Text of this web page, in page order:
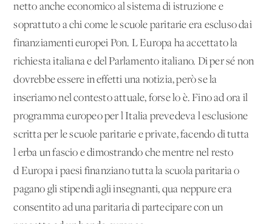
netto anche economico al sistema di istruzione e
soprattuto a chi come le scuole paritarie era escluso dai
finanziamenti europei Pon. L'Europa ha accettato la
richiesta italiana e del Parlamento italiano. Di per sé non
dovrebbe essere in effetti una notizia, però se la
inseriamo nel contesto attuale, forse lo è. Fino ad ora il
programma europeo per l'Italia prevedeva l'esclusione
scritta per le scuole paritarie e private, facendo di tutta
l'erba un fascio e dimostrando che mentre nel resto
d'Europa i paesi finanziano tutta la scuola paritaria o
pagano gli stipendi agli insegnanti, qua neppure era
consentito ad una paritaria di partecipare con un